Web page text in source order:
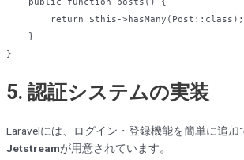
    public function posts() {
return $this ->hasMany( Post :: class ) ;
    }
5. 認証システムの実装
Laravelには、ログイン・登録機能を簡単に追加
Jetstreamが用意されています。